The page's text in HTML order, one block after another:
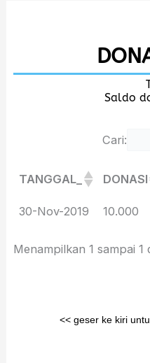
Saldo
Cari:
TANGGAL_ DONASI
TANGGAL_
DONASI
30-Nov-2019 10.000
Menampilkan 1 sampai 1
<< geser ke kiri